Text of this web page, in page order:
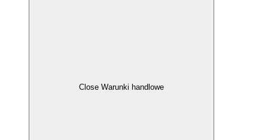
Close Warunki handlowe